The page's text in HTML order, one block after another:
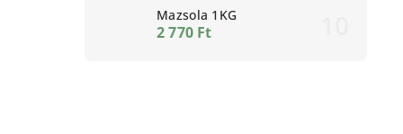
Mazsola 1KG
2 770 Ft